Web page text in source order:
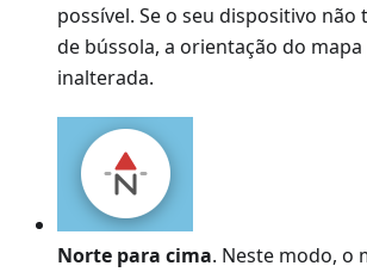
possível. Se o seu dispositivo
de bússola, a orientação do
inalterada.
Norte para cima. Neste modo, o